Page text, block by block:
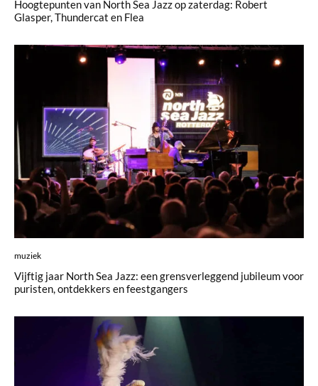
Hoogtepunten van North Sea Jazz op zaterdag: Robert
Glasper, Thundercat en Flea
muziek
Vijftig jaar North Sea Jazz: een grensverleggend jubileum voor
puristen, ontdekkers en feestgangers